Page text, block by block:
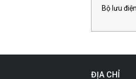
Bộ lưu
ĐỊA CHỈ